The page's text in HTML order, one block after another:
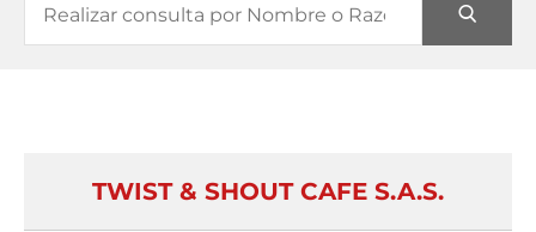
TWIST & SHOUT CAFE S.A.S.